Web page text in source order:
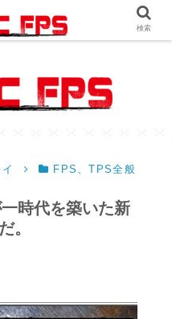
FPS、TPS全般
時代を築いた新
。
検索